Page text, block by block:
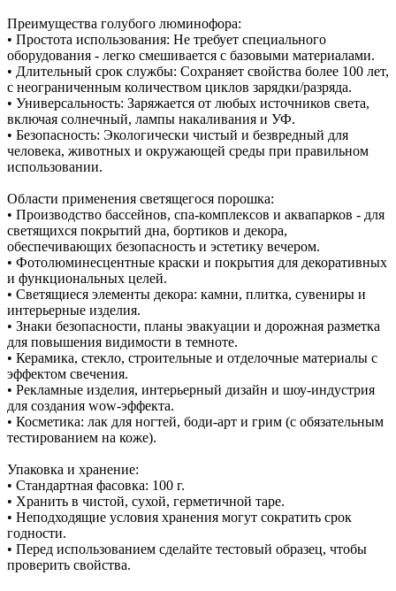
Преимущества голубого люминофора:
• Простота использования: Не требует специального
оборудования - легко смешивается с базовыми материалами.
• Длительный срок службы: Сохраняет свойства более 100 лет,
с неограниченным количеством циклов зарядки/разряда.
• Универсальность: Заряжается от любых источников света,
включая солнечный, лампы накаливания и УФ.
• Безопасность: Экологически чистый и безвредный для
человека, животных и окружающей среды при правильном
использовании.
Области применения светящегося порошка:
• Производство бассейнов, спа-комплексов и аквапарков - для
светящихся покрытий дна, бортиков и декора,
обеспечивающих безопасность и эстетику вечером.
• Фотолюминесцентные краски и покрытия для декоративных
и функциональных целей.
• Светящиеся элементы декора: камни, плитка, сувениры и
интерьерные изделия.
• Знаки безопасности, планы эвакуации и дорожная разметка
для повышения видимости в темноте.
• Керамика, стекло, строительные и отделочные материалы с
эффектом свечения.
• Рекламные изделия, интерьерный дизайн и шоу-индустрия
для создания wow-эффекта.
• Косметика: лак для ногтей, боди-арт и грим (с обязательным
тестированием на коже).
Упаковка и хранение:
• Стандартная фасовка: 100 г.
• Хранить в чистой, сухой, герметичной таре.
• Неподходящие условия хранения могут сократить срок
годности.
• Перед использованием сделайте тестовый образец, чтобы
проверить свойства.